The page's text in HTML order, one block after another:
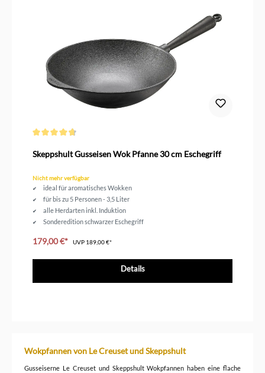
Skeppshult Gusseisen Wok Pfanne 30 cm Eschegriff
Nicht mehr verfügbar
ideal für aromatisches Wokken
für bis zu 5 Personen - 3,5 Liter
alle Herdarten inkl. Induktion
Sonderedition schwarzer Eschegriff
179,00 €* UVP 189,00 €*
Details
Wokpfannen von Le Creuset und Skeppshult
Gusseiserne Le Creuset und Skeppshult Wokpfannen haben eine flache